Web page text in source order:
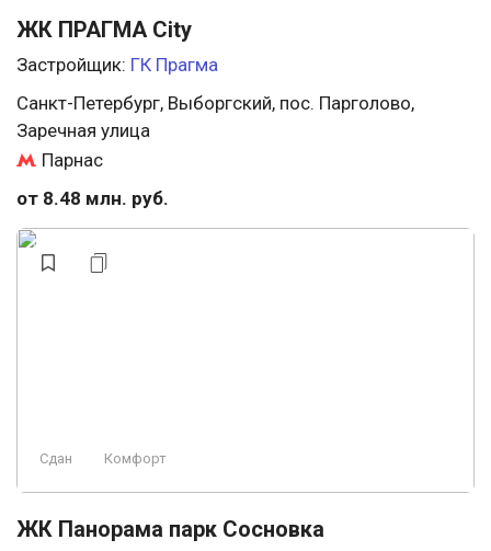
ЖК ПРАГМА Сity
Застройщик: ГК Прагма
Санкт-Петербург, Выборгский, пос. Парголово,
Заречная улица
Парнас
от 8.48 млн. руб.
Сдан Комфорт
ЖК Панорама парк Сосновка